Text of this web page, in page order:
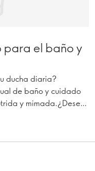
para el baño y
ducha diaria?
de baño y cuidado
y mimada.¿Desea
de baño y cuidado
y mimada.